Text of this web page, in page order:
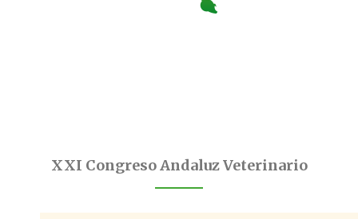
XXI Congreso Andaluz Veterinario